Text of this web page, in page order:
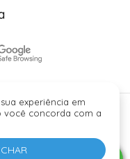
experiência em
você concorda com a
Copyright ©
reservados.